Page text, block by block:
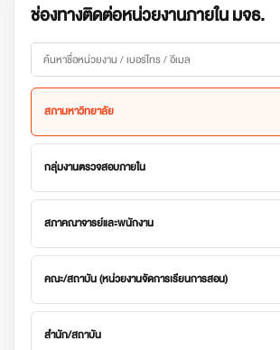
ช่องทางติดต่อหน่วยงานภายใน มจธ.
สภามหาวิทยาลัย
กลุ่มงานตรวจสอบภายใน
สภาคณาจารย์และพนักงาน
คณะ/สถาบัน (หน่วยงานจัดการเรียนการสอน)
สำนัก/สถาบัน